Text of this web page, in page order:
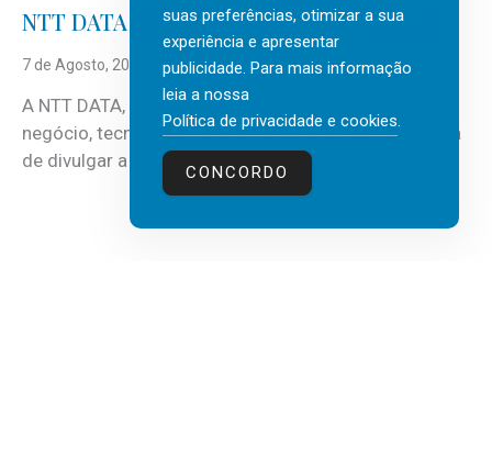
NTT DATA Insurtech Global Outlook 2026
7 de Agosto, 2026
A NTT DATA, consultora global em serviços de
negócio, tecnologia e inteligência artificial (IA), acaba
de divulgar a mais recente...
suas preferências, otimizar a sua
experiência e apresentar
publicidade. Para mais informação
leia a nossa
Política de privacidade e cookies.
CONCORDO